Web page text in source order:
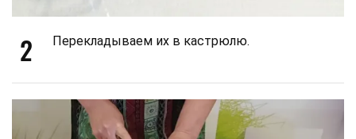
2 Перекладываем их в кастрюлю.